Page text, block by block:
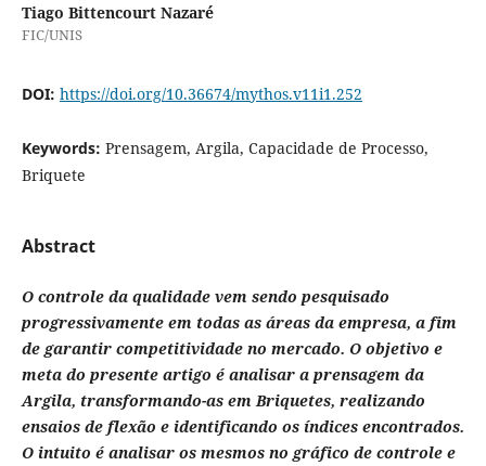
Tiago Bittencourt Nazaré
FIC/UNIS
DOI: https://doi.org/10.36674/mythos.v11i1.252
Keywords: Prensagem, Argila, Capacidade de Processo,
Briquete
Abstract
O controle da qualidade vem sendo pesquisado
progressivamente em todas as áreas da empresa, a fim
de garantir competitividade no mercado. O objetivo e
meta do presente artigo é analisar a prensagem da
Argila, transformando-as em Briquetes, realizando
ensaios de flexão e identificando os índices encontrados.
O intuito é analisar os mesmos no gráfico de controle e